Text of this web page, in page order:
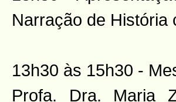
Narração de História
13h30 às 15h30 -
Profa. Dra. Maria